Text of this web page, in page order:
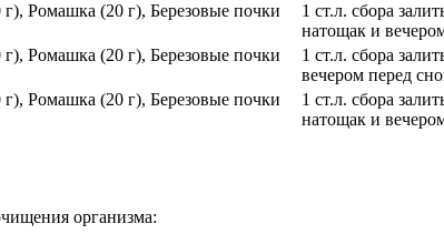
Ромашка (20 г), Березовые почки
1 ст.л. сбора
натощак и
Ромашка (20 г), Березовые почки
1 ст.л. сбора
вечером перед
Ромашка (20 г), Березовые почки
1 ст.л. сбора
натощак и
организма: